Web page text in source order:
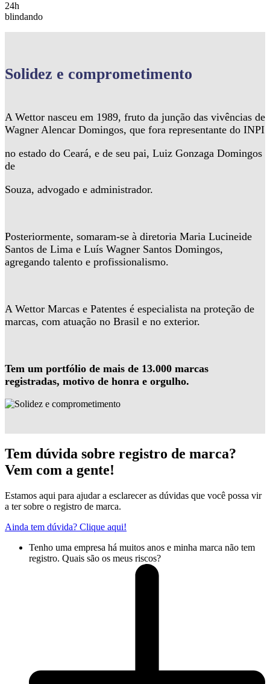
24h
blindando
Solidez e comprometimento
A Wettor nasceu em 1989, fruto da junção das vivências de
Wagner Alencar Domingos, que fora representante do INPI
no estado do Ceará, e de seu pai, Luiz Gonzaga Domingos
de
Souza, advogado e administrador.
Posteriormente, somaram-se à diretoria Maria Lucineide
Santos de Lima e Luís Wagner Santos Domingos,
agregando talento e profissionalismo.
A Wettor Marcas e Patentes é especialista na proteção de
marcas, com atuação no Brasil e no exterior.
Tem um portfólio de mais de 13.000 marcas
registradas, motivo de honra e orgulho.
Tem dúvida sobre registro de marca?
Vem com a gente!
Estamos aqui para ajudar a esclarecer as dúvidas que você possa vir
a ter sobre o registro de marca.
Ainda tem dúvida? Clique aqui!
Tenho uma empresa há muitos anos e minha marca não tem
registro. Quais são os meus riscos?